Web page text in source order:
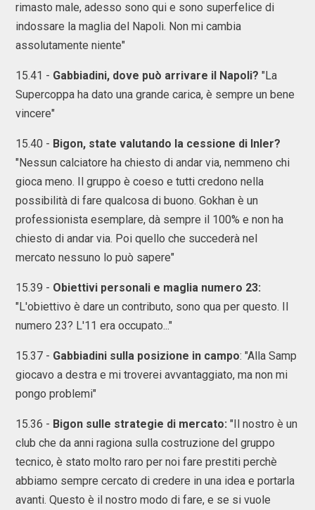
rimasto male, adesso sono qui e sono superfelice di
indossare la maglia del Napoli. Non mi cambia
assolutamente niente"
15.41 - Gabbiadini, dove può arrivare il Napoli? "La
Supercoppa ha dato una grande carica, è sempre un bene
vincere"
15.40 - Bigon, state valutando la cessione di Inler?
"Nessun calciatore ha chiesto di andar via, nemmeno chi
gioca meno. Il gruppo è coeso e tutti credono nella
possibilità di fare qualcosa di buono. Gokhan è un
professionista esemplare, dà sempre il 100% e non ha
chiesto di andar via. Poi quello che succederà nel
mercato nessuno lo può sapere"
15.39 - Obiettivi personali e maglia numero 23:
"L'obiettivo è dare un contributo, sono qua per questo. Il
numero 23? L'11 era occupato..."
15.37 - Gabbiadini sulla posizione in campo: "Alla Samp
giocavo a destra e mi troverei avvantaggiato, ma non mi
pongo problemi"
15.36 - Bigon sulle strategie di mercato: "Il nostro è un
club che da anni ragiona sulla costruzione del gruppo
tecnico, è stato molto raro per noi fare prestiti perchè
abbiamo sempre cercato di credere in una idea e portarla
avanti. Questo è il nostro modo di fare, e se si vuole